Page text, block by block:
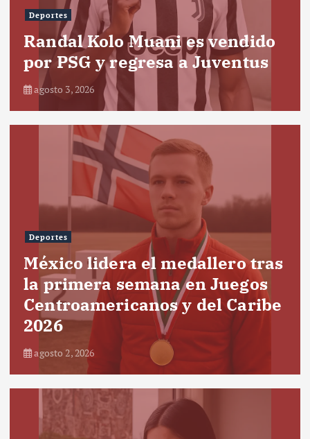
Deportes
Randal Kolo Muani es vendido
por PSG y regresa a Juventus
agosto 3, 2026
Deportes
México lidera el medallero tras
la primera semana en Juegos
Centroamericanos y del Caribe
2026
agosto 2, 2026